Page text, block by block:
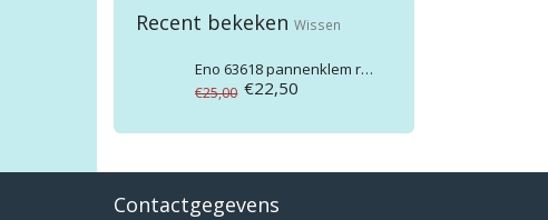
Recent bekeken Wissen
Eno 63618 pannenklem rechts voor Allure
€25,00 €22,50
Contactgegevens